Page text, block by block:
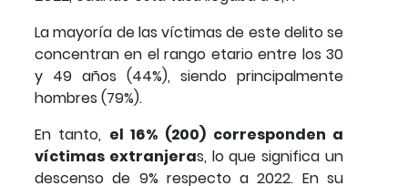
La mayoría de las víctimas de este delito se
concentran en el rango etario entre los 30
y 49 años (44%), siendo principalmente
hombres (79%).
En tanto, el 16% (200) corresponden a
víctimas extranjeras, lo que significa un
descenso de 9% respecto a 2022. En su